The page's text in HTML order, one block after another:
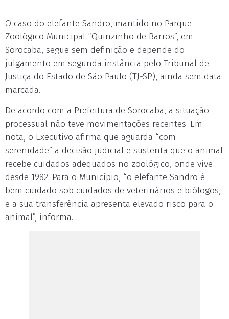
O caso do elefante Sandro, mantido no Parque
Zoológico Municipal “Quinzinho de Barros”, em
Sorocaba, segue sem definição e depende do
julgamento em segunda instância pelo Tribunal de
Justiça do Estado de São Paulo (TJ-SP), ainda sem data
marcada.
De acordo com a Prefeitura de Sorocaba, a situação
processual não teve movimentações recentes. Em
nota, o Executivo afirma que aguarda “com
serenidade” a decisão judicial e sustenta que o animal
recebe cuidados adequados no zoológico, onde vive
desde 1982. Para o Município, “o elefante Sandro é
bem cuidado sob cuidados de veterinários e biólogos,
e a sua transferência apresenta elevado risco para o
animal”, informa.